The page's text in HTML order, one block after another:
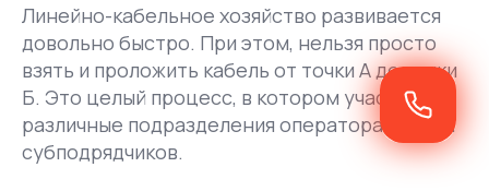
Линейно-кабельное хозяйство развивается
довольно быстро. При этом, нельзя просто
взять и проложить кабель от точки А до точки
Б. Это целый процесс, в котором участвуют
различные подразделения оператора связи и
субподрядчиков.